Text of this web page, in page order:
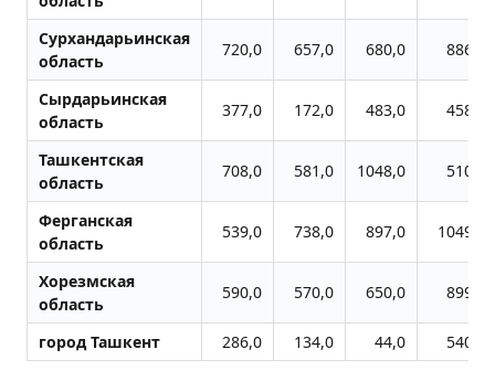
Сурхандарьинская
область
720,0 657,0 680,0 886,0
Сырдарьинская
область
377,0 172,0 483,0 458,0
Ташкентская
область
708,0 581,0 1048,0 510,0
Ферганская
область
539,0 738,0 897,0 1049,0
Хорезмская
область
590,0 570,0 650,0 899,0
город Ташкент 286,0 134,0 44,0 540,0